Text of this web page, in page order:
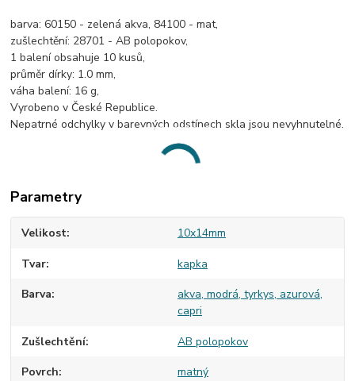
barva: 60150 - zelená akva, 84100 - mat,
zušlechtění: 28701 - AB polopokov,
1 balení obsahuje 10 kusů,
průměr dírky: 1.0 mm,
váha balení: 16 g,
Vyrobeno v České Republice.
Nepatrné odchylky v barevných odstínech skla jsou nevyhnutelné.
Parametry
Velikost 10x14mm
Tvar kapka
Barva
akva, modrá, tyrkys, azurová,
capri
Zušlechtění AB polopokov
Povrch matný